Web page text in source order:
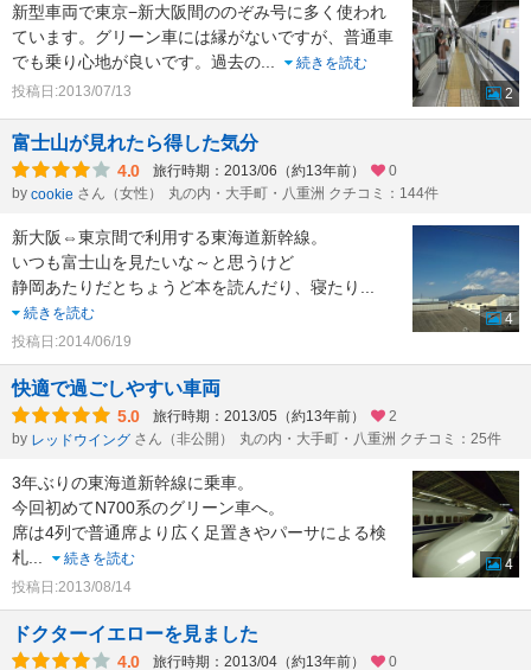
新型車両で東京−新大阪間ののぞみ号に多く使われ
ています。グリーン車には縁がないですが、普通車
でも乗り心地が良いです。過去の
続きを読む
投稿日:2013/07/13
2
富士山が見れたら得した気分
4.0 旅行時期：2013/06（約13年前）
0
by cookie さん（女性） 丸の内・大手町・八重洲 クチコミ：144件
新大阪⇔東京間で利用する東海道新幹線。
いつも富士山を見たいな～と思うけど
静岡あたりだとちょうど本を読んだり、寝たり
続きを読む
投稿日:2014/06/19
4
快適で過ごしやすい車両
5.0 旅行時期：2013/05（約13年前）
2
by レッドウイング さん（非公開） 丸の内・大手町・八重洲 クチコミ：25件
3年ぶりの東海道新幹線に乗車。
今回初めてN700系のグリーン車へ。
席は4列で普通席より広く足置きやパーサによる検
札
続きを読む
投稿日:2013/08/14
4
ドクターイエローを見ました
4.0 旅行時期：2013/04（約13年前） 0